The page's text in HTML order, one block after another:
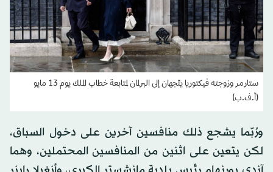
ستارمر وزوجته فيكتوريا يتّجهان إلى البرلمان لمتابعة خطاب الملك يوم 13 مايو
(أ.ف.ب)
ورُبّما يشجع ذلك منافسين آخرين على دخول السباق،
لكن يتعين على اثنين من المنافسين المحتملين، وهما